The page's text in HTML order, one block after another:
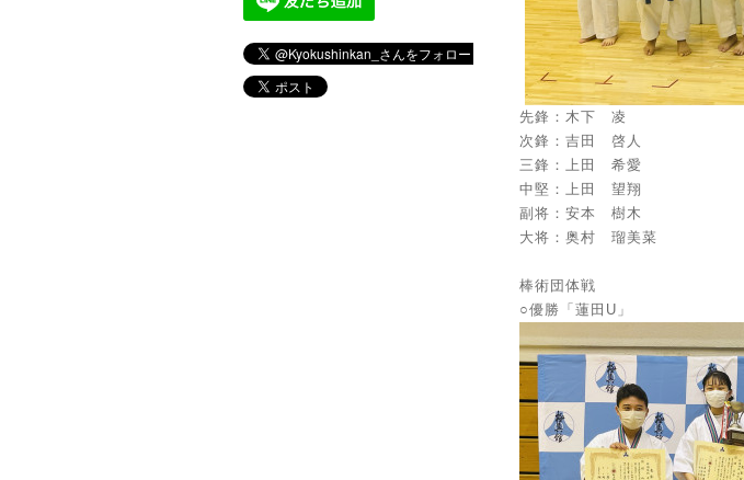
先鋒：木下 凌
次鋒：吉田 啓人
三鋒：上田 希愛
中堅：上田 望翔
副将：安本 樹木
大将：奥村 瑠美菜
棒術団体戦
○優勝「蓮田U」